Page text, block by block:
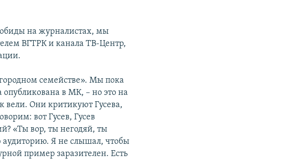
на журналистах, мы
ВГТРК и канала ТВ-Центр,
семействе». Мы пока
в МК, – но это на
вели. Они критикуют Гусева,
вот Гусев, Гусев
«Ты вор, ты негодяй, ты
Я не слышал, чтобы
пример заразителен. Есть